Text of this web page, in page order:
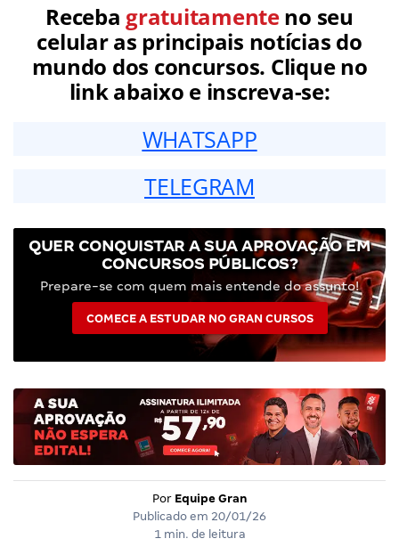
Receba gratuitamenteno seu
celular as principais notícias do
mundo dos concursos. Clique no
link abaixo e inscreva-se:
WHATSAPP
TELEGRAM
QUER CONQUISTAR A SUA APROVAÇÃO EM
CONCURSOS PÚBLICOS?
Prepare-se com quem mais entende do assunto!
COMECE A ESTUDAR NO GRAN CURSOS
Por Equipe Gran
Publicado em 20/01/26
1 min. de leitura